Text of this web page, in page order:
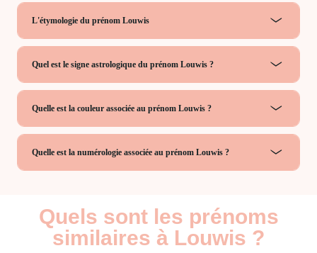
L'étymologie du prénom Louwis
Quel est le signe astrologique du prénom Louwis ?
Quelle est la couleur associée au prénom Louwis ?
Quelle est la numérologie associée au prénom Louwis ?
Quels sont les prénoms
similaires à Louwis ?